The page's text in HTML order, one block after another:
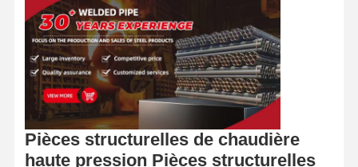
Pièces structurelles de chaudière
haute pression Pièces structurelles